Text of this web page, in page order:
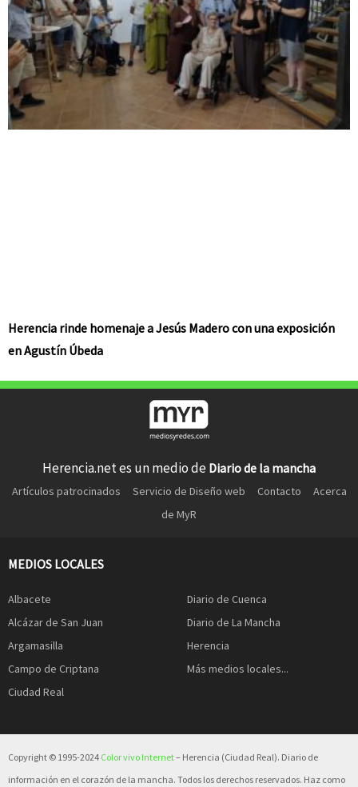
Herencia rinde homenaje a Jesús Madero con una exposición
en Agustín Úbeda
Herencia.net es un medio de Diario de la mancha
Artículos patrocinados Servicio de Diseño web Contacto
Acerca
de MyR
MEDIOS LOCALES
Albacete
Alcázar de San Juan
Argamasilla
Campo de Criptana
Ciudad Real
Diario de Cuenca
Diario de La Mancha
Herencia
Más medios locales...
Copyright © 1995-2024 Color vivo Internet– Herencia (Ciudad Real). Diario de
información en el corazón de la mancha. Todos los derechos reservados. Haz como